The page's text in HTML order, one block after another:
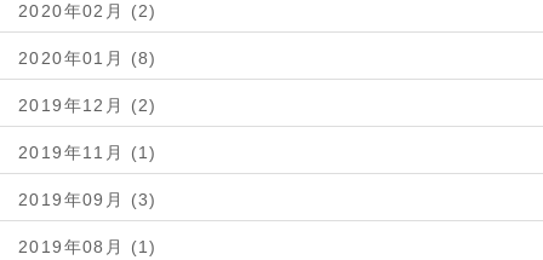
2020年02月 (2)
2020年01月 (8)
2019年12月 (2)
2019年11月 (1)
2019年09月 (3)
2019年08月 (1)